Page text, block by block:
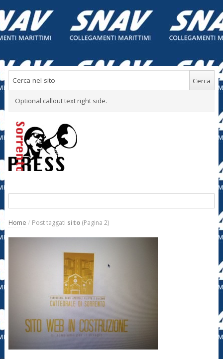
Optional callout text right side.
Home / Post taggati sito(Pagina 2)